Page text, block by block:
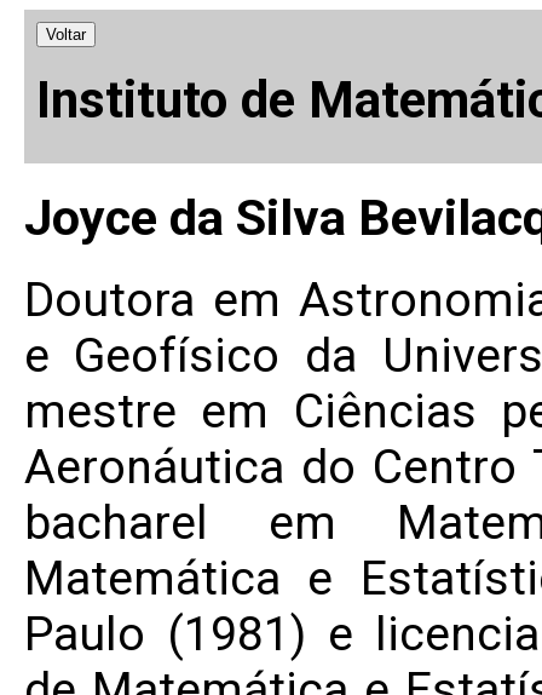
Voltar
Instituto de
Joyce da Silva
Doutora em
e Geofísico da
mestre em Ciências
Aeronáutica do Centro
bacharel em
Matemática e
Paulo (1981) e